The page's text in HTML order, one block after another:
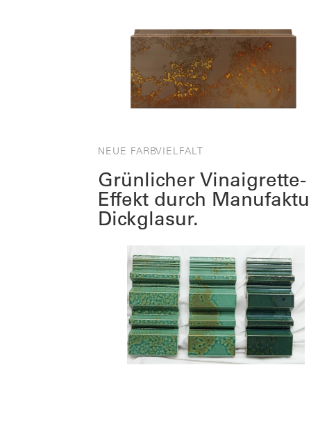
NEUE FARBVIELFALT
Grünlicher Vinaigrette-
Effekt durch
Dickglasur.